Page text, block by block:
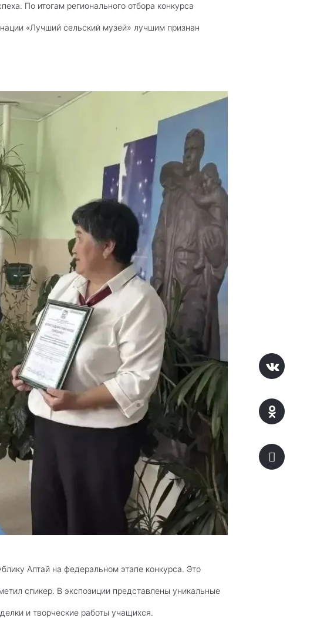
По итогам регионального отбора конкурса
«Лучший сельский музей» лучшим признан
Алтай на федеральном этапе конкурса. Это
спикер. В экспозиции представлены уникальные
и творческие работы учащихся.